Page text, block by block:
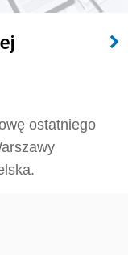
ostatniego